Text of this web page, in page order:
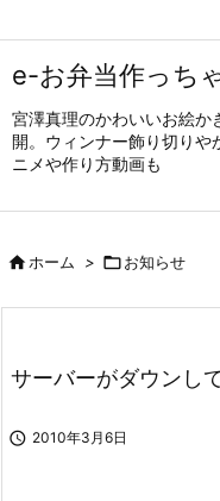
e-お弁当作っち
宮澤真理のかわいいお絵か
開。ウィンナー飾り切りや
ニメや作り方動画も
ホーム > お知らせ
サーバーがダウンし
 2010年3月6日